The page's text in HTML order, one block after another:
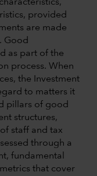
provided
are made
Good
as part of the
process. When
the Investment
to matters it
pillars of good
structures,
staff and tax
through a
fundamental
that cover